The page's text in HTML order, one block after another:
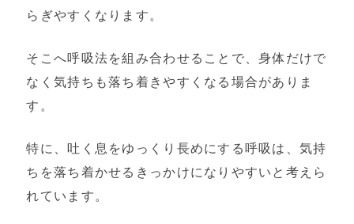
らぎやすくなります。
そこへ呼吸法を組み合わせることで、身体だけで
なく気持ちも落ち着きやすくなる場合がありま
す。
特に、吐く息をゆっくり長めにする呼吸は、気持
ちを落ち着かせるきっかけになりやすいと考えら
れています。